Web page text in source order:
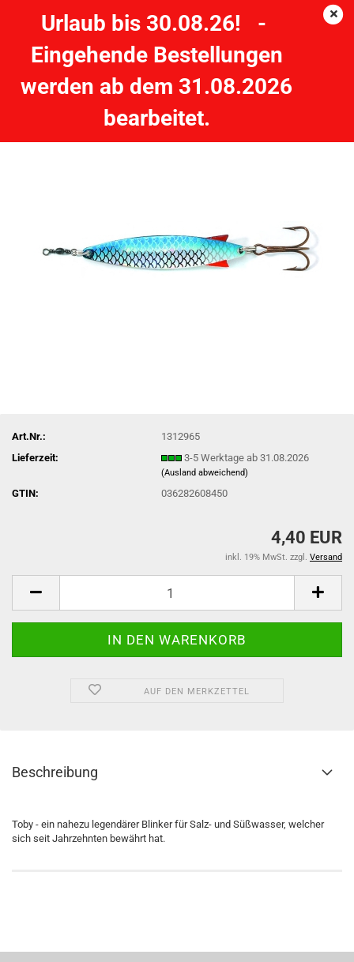
Urlaub bis 30.08.26! -
Eingehende Bestellungen
werden ab dem 31.08.2026
bearbeitet.
Abu Garcia Toby 18g - S/Blue Flash
Art.Nr.:
1312965
Lieferzeit:
3-5 Werktage ab 31.08.2026
(Ausland abweichend)
GTIN: 036282608450
4,40 EUR
inkl. 19% MwSt. zzgl. Versand
AUF DEN MERKZETTEL
Beschreibung
Toby - ein nahezu legendärer Blinker für Salz- und Süßwasser, welcher
sich seit Jahrzehnten bewährt hat.